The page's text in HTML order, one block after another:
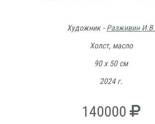
Художник - Разживин И.В.
Холст, масло
90 х 50 см
2024 г.
140000